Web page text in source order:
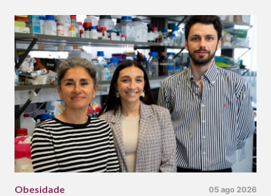
Obesidade 05 ago 2026